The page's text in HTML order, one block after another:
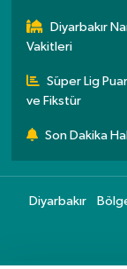
Diyarbakır
Vakitleri
Süper Lig
ve Fikstür
Son Dakika
Diyarbakır